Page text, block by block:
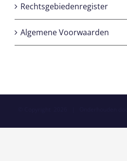
Rechtsgebiedenregister
Algemene Voorwaarden